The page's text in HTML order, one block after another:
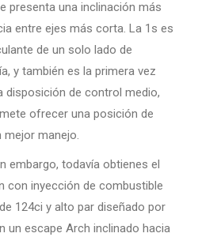
presenta una inclinación más
entre ejes más corta. La 1s es
de un solo lado de
y también es la primera vez
disposición de control medio,
ofrecer una posición de
mejor manejo.
embargo, todavía obtienes el
inyección de combustible
124ci y alto par diseñado por
un escape Arch inclinado hacia